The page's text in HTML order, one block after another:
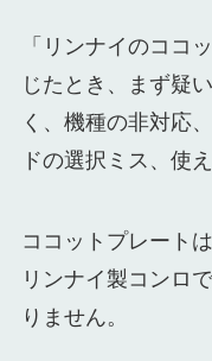
「リンナイのココ
じたとき、まず疑
く、機種の非対応
ドの選択ミス、使
ココットプレート
リンナイ製コンロ
りません。